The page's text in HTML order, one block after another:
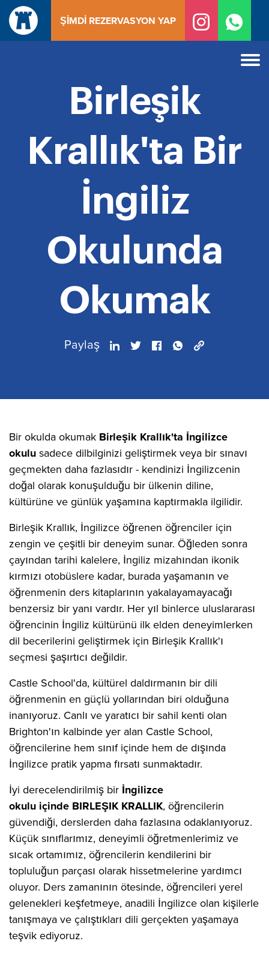
İçeriğe
geç
ŞIMDI REZERVASYON YAP
Birleşik
Krallık'ta Bir
İngiliz
Okulunda
Okumak
Paylaş
Bir okulda okumak Birleşik Krallık'ta İngilizce
okulusadece dilbilginizi geliştirmek veya bir sınavı
geçmekten daha fazlasıdır - kendinizi İngilizcenin
doğal olarak konuşulduğu bir ülkenin diline,
kültürüne ve günlük yaşamına kaptırmakla ilgilidir.
Birleşik Krallık, İngilizce öğrenen öğrenciler için
zengin ve çeşitli bir deneyim sunar. Öğleden sonra
çayından tarihi kalelere, İngiliz mizahından ikonik
kırmızı otobüslere kadar, burada yaşamanın ve
öğrenmenin ders kitaplarının yakalayamayacağı
benzersiz bir yanı vardır. Her yıl binlerce uluslararası
öğrencinin İngiliz kültürünü ilk elden deneyimlerken
dil becerilerini geliştirmek için Birleşik Krallık'ı
seçmesi şaşırtıcı değildir.
Castle School'da, kültürel daldırmanın bir dili
öğrenmenin en güçlü yollarından biri olduğuna
inanıyoruz. Canlı ve yaratıcı bir sahil kenti olan
Brighton'ın kalbinde yer alan Castle School,
öğrencilerine hem sınıf içinde hem de dışında
İngilizce pratik yapma fırsatı sunmaktadır.
İyi derecelendirilmiş bir İngilizce
okulu içinde BIRLEŞIK KRALLIK, öğrencilerin
güvendiği, derslerden daha fazlasına odaklanıyoruz.
Küçük sınıflarımız, deneyimli öğretmenlerimiz ve
sıcak ortamımız, öğrencilerin kendilerini bir
topluluğun parçası olarak hissetmelerine yardımcı
oluyor. Ders zamanının ötesinde, öğrencileri yerel
gelenekleri keşfetmeye, anadili İngilizce olan kişilerle
tanışmaya ve çalıştıkları dili gerçekten yaşamaya
teşvik ediyoruz.